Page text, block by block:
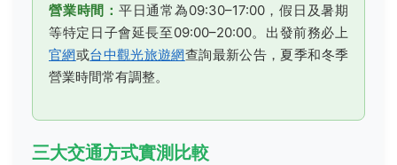
營業時間： 平日通常為09:30–17:00，假日及暑期
等特定日子會延長至09:00–20:00。出發前務必上
官網或台中觀光旅遊網查詢最新公告，夏季和冬季
營業時間常有調整。
三大交通方式實測比較